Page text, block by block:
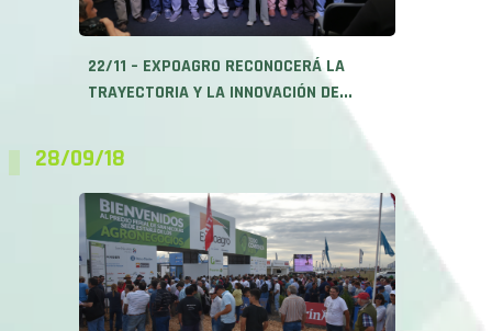
28/09/18
28/09 – SE PREPARA UNA NUEVA
EXPOAGRO, LA CAPITAL NACIONAL...